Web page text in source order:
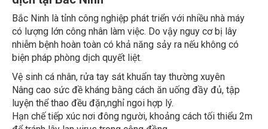
Bắc Ninh là tỉnh công nghiệp phát triển với nhiều nhà máy
có lượng lớn công nhân làm việc. Do vậy nguy cơ bị lây
nhiễm bệnh hoàn toàn có khả năng sảy ra nếu không có
biện pháp phòng dịch quyết liệt.
Vệ sinh cá nhân, rửa tay sát khuẩn tay thường xuyên
Nâng cao sức đề kháng bằng cách ăn uống đầy đủ, tập
luyện thể thao đều đặn,nghỉ ngoi hợp lý.
Hạn chế tiếp xúc nơi đông người, khoảng cách tối thiểu 2m
để tránh lây lan virus trong cộng đồng.